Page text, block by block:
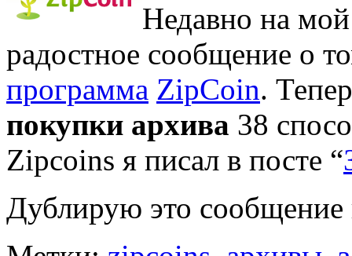
Недавно на
радостное сообщение о
программа ZipCoin.
покупки архива 38
Zipcoins я писал в посте “
Дублирую это